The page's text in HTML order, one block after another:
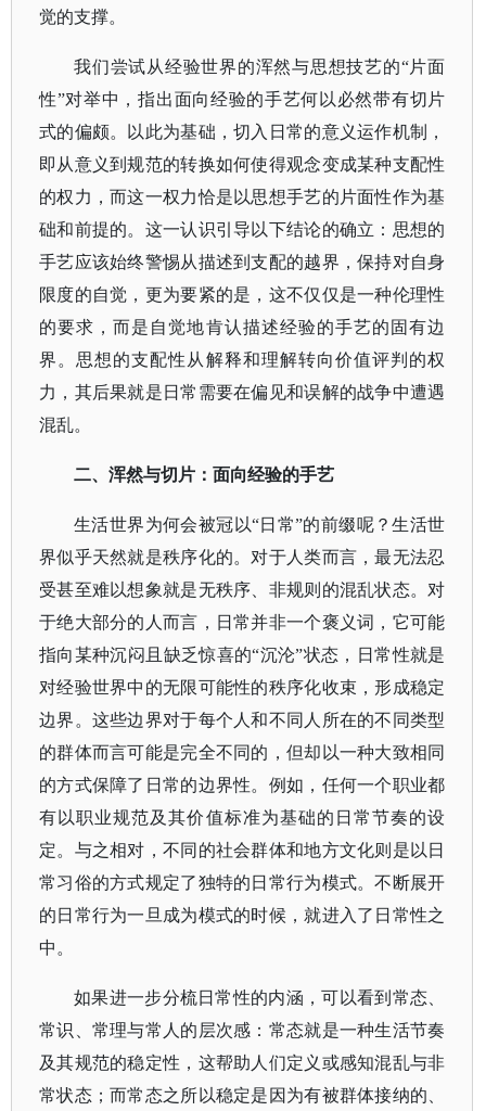
觉的支撑。
我们尝试从经验世界的浑然与思想技艺的“片面
性”对举中，指出面向经验的手艺何以必然带有切片
式的偏颇。以此为基础，切入日常的意义运作机制，
即从意义到规范的转换如何使得观念变成某种支配性
的权力，而这一权力恰是以思想手艺的片面性作为基
础和前提的。这一认识引导以下结论的确立：思想的
手艺应该始终警惕从描述到支配的越界，保持对自身
限度的自觉，更为要紧的是，这不仅仅是一种伦理性
的要求，而是自觉地肯认描述经验的手艺的固有边
界。思想的支配性从解释和理解转向价值评判的权
力，其后果就是日常需要在偏见和误解的战争中遭遇
混乱。
二、浑然与切片：面向经验的手艺
生活世界为何会被冠以“日常”的前缀呢？生活世
界似乎天然就是秩序化的。对于人类而言，最无法忍
受甚至难以想象就是无秩序、非规则的混乱状态。对
于绝大部分的人而言，日常并非一个褒义词，它可能
指向某种沉闷且缺乏惊喜的“沉沦”状态，日常性就是
对经验世界中的无限可能性的秩序化收束，形成稳定
边界。这些边界对于每个人和不同人所在的不同类型
的群体而言可能是完全不同的，但却以一种大致相同
的方式保障了日常的边界性。例如，任何一个职业都
有以职业规范及其价值标准为基础的日常节奏的设
定。与之相对，不同的社会群体和地方文化则是以日
常习俗的方式规定了独特的日常行为模式。不断展开
的日常行为一旦成为模式的时候，就进入了日常性之
中。
如果进一步分梳日常性的内涵，可以看到常态、
常识、常理与常人的层次感：常态就是一种生活节奏
及其规范的稳定性，这帮助人们定义或感知混乱与非
常状态；而常态之所以稳定是因为有被群体接纳的、